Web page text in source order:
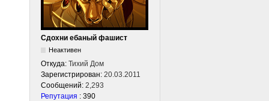
Сдохни ебаный фашист
Неактивен
Откуда: Тихий Дом
Зарегистрирован: 20.03.2011
Сообщений: 2,293
Репутация : 390